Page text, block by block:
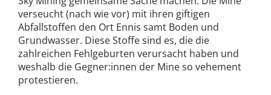
verseucht (nach wie vor) mit ihren giftigen
Abfallstoffen den Ort Ennis samt Boden und
Grundwasser. Diese Stoffe sind es, die die
zahlreichen Fehlgeburten verursacht haben und
weshalb die Gegner:innen der Mine so vehement
protestieren.